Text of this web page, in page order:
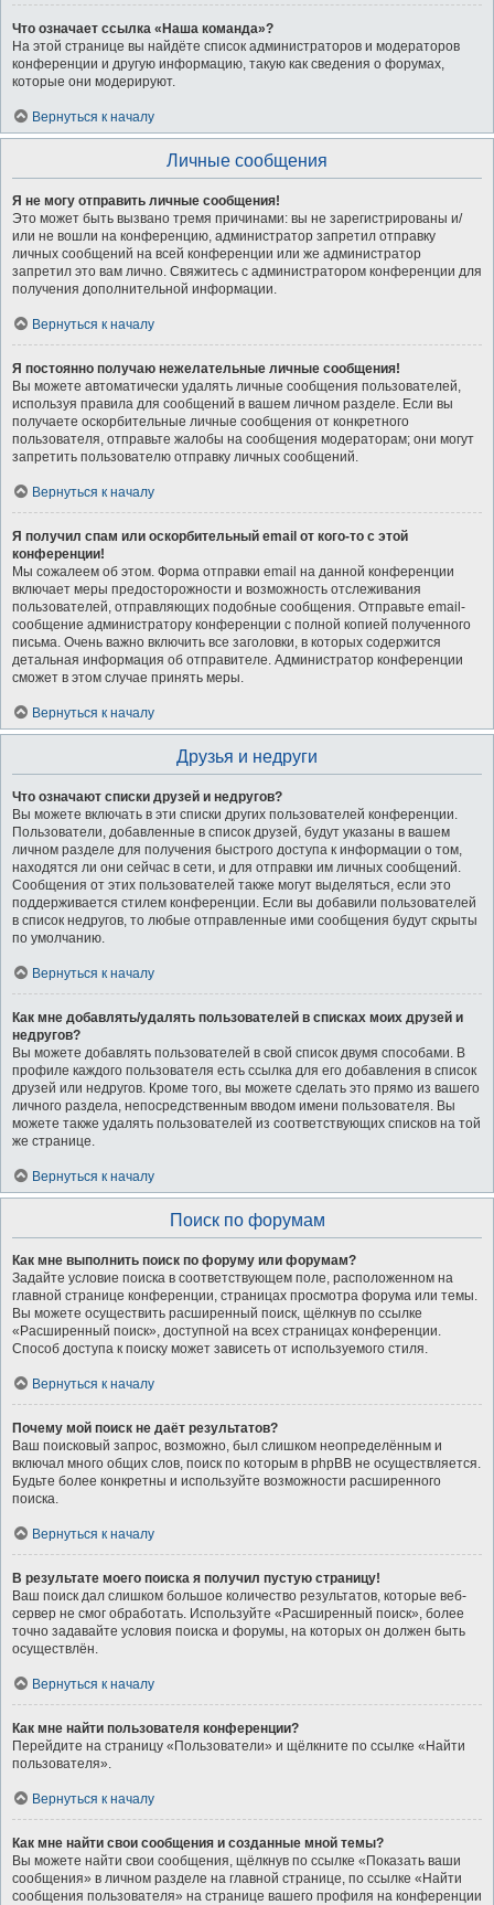
Что означает ссылка «Наша команда»?
На этой странице вы найдёте список администраторов и модераторов
конференции и другую информацию, такую как сведения о форумах,
которые они модерируют.
Вернуться к началу
Личные сообщения
Я не могу отправить личные сообщения!
Это может быть вызвано тремя причинами: вы не зарегистрированы и/
или не вошли на конференцию, администратор запретил отправку
личных сообщений на всей конференции или же администратор
запретил это вам лично. Свяжитесь с администратором конференции для
получения дополнительной информации.
Вернуться к началу
Я постоянно получаю нежелательные личные сообщения!
Вы можете автоматически удалять личные сообщения пользователей,
используя правила для сообщений в вашем личном разделе. Если вы
получаете оскорбительные личные сообщения от конкретного
пользователя, отправьте жалобы на сообщения модераторам; они могут
запретить пользователю отправку личных сообщений.
Вернуться к началу
Я получил спам или оскорбительный email от кого-то с этой
конференции!
Мы сожалеем об этом. Форма отправки email на данной конференции
включает меры предосторожности и возможность отслеживания
пользователей, отправляющих подобные сообщения. Отправьте email-
сообщение администратору конференции с полной копией полученного
письма. Очень важно включить все заголовки, в которых содержится
детальная информация об отправителе. Администратор конференции
сможет в этом случае принять меры.
Вернуться к началу
Друзья и недруги
Что означают списки друзей и недругов?
Вы можете включать в эти списки других пользователей конференции.
Пользователи, добавленные в список друзей, будут указаны в вашем
личном разделе для получения быстрого доступа к информации о том,
находятся ли они сейчас в сети, и для отправки им личных сообщений.
Сообщения от этих пользователей также могут выделяться, если это
поддерживается стилем конференции. Если вы добавили пользователей
в список недругов, то любые отправленные ими сообщения будут скрыты
по умолчанию.
Вернуться к началу
Как мне добавлять/удалять пользователей в списках моих друзей и
недругов?
Вы можете добавлять пользователей в свой список двумя способами. В
профиле каждого пользователя есть ссылка для его добавления в список
друзей или недругов. Кроме того, вы можете сделать это прямо из вашего
личного раздела, непосредственным вводом имени пользователя. Вы
можете также удалять пользователей из соответствующих списков на той
же странице.
Вернуться к началу
Поиск по форумам
Как мне выполнить поиск по форуму или форумам?
Задайте условие поиска в соответствующем поле, расположенном на
главной странице конференции, страницах просмотра форума или темы.
Вы можете осуществить расширенный поиск, щёлкнув по ссылке
«Расширенный поиск», доступной на всех страницах конференции.
Способ доступа к поиску может зависеть от используемого стиля.
Вернуться к началу
Почему мой поиск не даёт результатов?
Ваш поисковый запрос, возможно, был слишком неопределённым и
включал много общих слов, поиск по которым в phpBB не осуществляется.
Будьте более конкретны и используйте возможности расширенного
поиска.
Вернуться к началу
В результате моего поиска я получил пустую страницу!
Ваш поиск дал слишком большое количество результатов, которые веб-
сервер не смог обработать. Используйте «Расширенный поиск», более
точно задавайте условия поиска и форумы, на которых он должен быть
осуществлён.
Вернуться к началу
Как мне найти пользователя конференции?
Перейдите на страницу «Пользователи» и щёлкните по ссылке «Найти
пользователя».
Вернуться к началу
Как мне найти свои сообщения и созданные мной темы?
Вы можете найти свои сообщения, щёлкнув по ссылке «Показать ваши
сообщения» в личном разделе на главной странице, по ссылке «Найти
сообщения пользователя» на странице вашего профиля на конференции